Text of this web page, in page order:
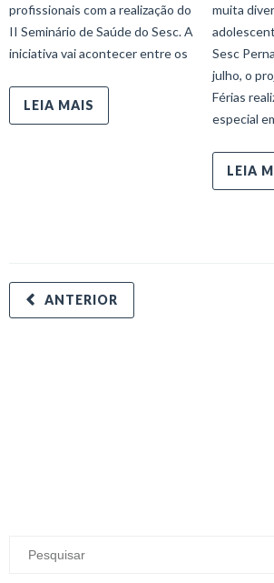
profissionais com a realização do
II Seminário de Saúde do Sesc. A
iniciativa vai acontecer entre os
LEIA MAIS
muita
Sesc
julho, o
Férias
especial
LEIA
ANTERIOR